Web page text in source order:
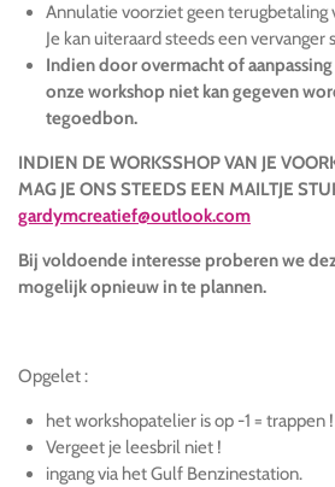
Annulatie voorziet geen terugbetaling
Je kan uiteraard steeds een vervanger
Indien door overmacht of
onze workshop niet kan gegeven
tegoedbon.
INDIEN DE WORKSSHOP VAN JE
MAG JE ONS STEEDS EEN MAILTJE
gardymcreatief@outlook.com
Bij voldoende interesse proberen we
mogelijk opnieuw in te plannen.
Opgelet :
het workshopatelier is op -1 = trappen !
Vergeet je leesbril niet !
ingang via het Gulf Benzinestation.